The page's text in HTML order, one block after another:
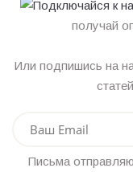
получай
Или подпишись на
Письма